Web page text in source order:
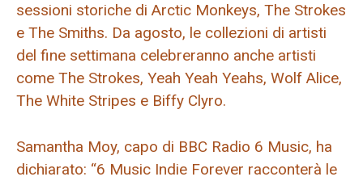
sessioni storiche di Arctic Monkeys, The Strokes
e The Smiths. Da agosto, le collezioni di artisti
del fine settimana celebreranno anche artisti
come The Strokes, Yeah Yeah Yeahs, Wolf Alice,
The White Stripes e Biffy Clyro.
Samantha Moy, capo di BBC Radio 6 Music, ha
dichiarato: “6 Music Indie Forever racconterà le